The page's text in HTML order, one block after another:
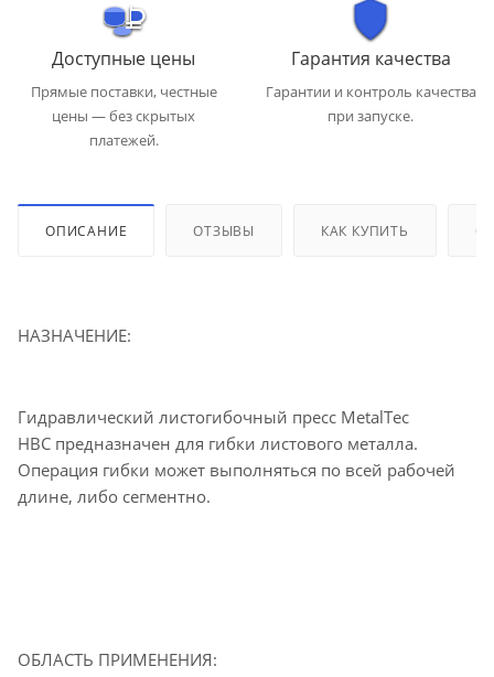
Доступные цены
Прямые поставки, честные
цены — без скрытых
платежей.
Гарантия качества
Гарантии и контроль качества
при запуске.
ОПИСАНИЕ ОТЗЫВЫ КАК КУПИТЬ
НАЗНАЧЕНИЕ:
Гидравлический листогибочный пресс MetalTec
HBС предназначен для гибки листового металла.
Операция гибки может выполняться по всей рабочей
длине, либо сегментно.
ОБЛАСТЬ ПРИМЕНЕНИЯ: